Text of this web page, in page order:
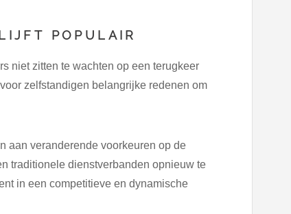
POPULAIR
niet zitten te wachten op een terugkeer
zelfstandigen belangrijke redenen om
aan veranderende voorkeuren op de
traditionele dienstverbanden opnieuw te
in een competitieve en dynamische